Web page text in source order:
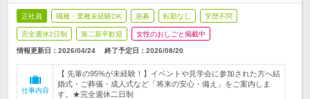
正社員 職種・業種未経験OK 急募 転勤なし 学歴不問
完全週休2日制 第二新卒歓迎 女性のおしごと掲載中
情報更新日：2026/04/24 終了予定日： 2026/08/20
仕事内容
【 先輩の95%が未経験！】イベントや見学会に参加された方へ結
婚式・ご葬儀・成人式など「将来の安心・備え」をご案内しま
す。★完全週休二日制